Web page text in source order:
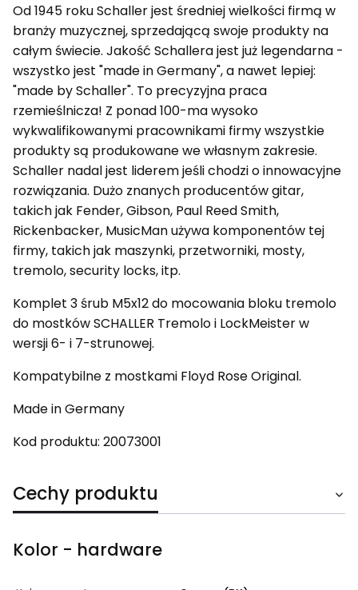
Od 1945 roku Schaller jest średniej wielkości firmą w
branży muzycznej, sprzedającą swoje produkty na
całym świecie. Jakość Schallera jest już legendarna -
wszystko jest "made in Germany", a nawet lepiej:
"made by Schaller". To precyzyjna praca
rzemieślnicza! Z ponad 100-ma wysoko
wykwalifikowanymi pracownikami firmy wszystkie
produkty są produkowane we własnym zakresie.
Schaller nadal jest liderem jeśli chodzi o innowacyjne
rozwiązania. Dużo znanych producentów gitar,
takich jak Fender, Gibson, Paul Reed Smith,
Rickenbacker, MusicMan używa komponentów tej
firmy, takich jak maszynki, przetworniki, mosty,
tremolo, security locks, itp.
Komplet 3 śrub M5x12 do mocowania bloku tremolo
do mostków SCHALLER Tremolo i LockMeister w
wersji 6- i 7-strunowej.
Kompatybilne z mostkami Floyd Rose Original.
Made in Germany
Kod produktu: 20073001
Cechy produktu
Kolor - hardware